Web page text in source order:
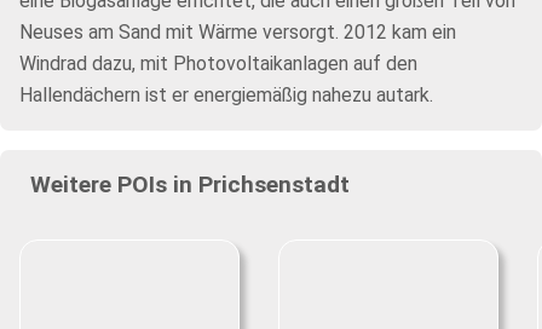
Neuses am Sand mit Wärme versorgt. 2012 kam ein
Windrad dazu, mit Photovoltaikanlagen auf den
Hallendächern ist er energiemäßig nahezu autark.
Weitere POIs in Prichsenstadt